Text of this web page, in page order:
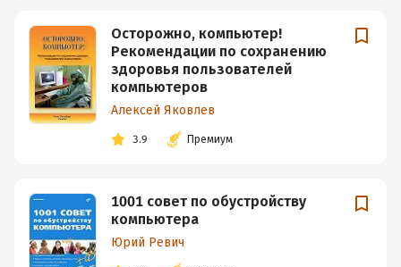
Осторожно, компьютер!
Рекомендации по сохранению
здоровья пользователей
компьютеров
Алексей Яковлев
3.9 Премиум
1001 совет по обустройству
компьютера
Юрий Ревич